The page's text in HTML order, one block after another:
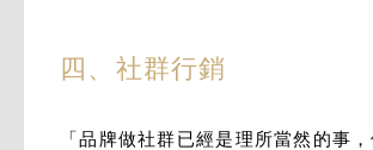
四、社群行銷
「品牌做社群已經是理所當然的事